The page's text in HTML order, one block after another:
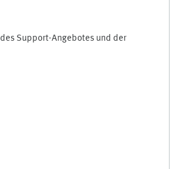
Support-Angebotes und der